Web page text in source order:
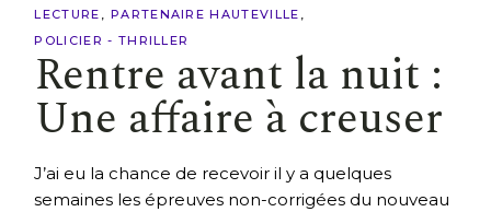
LECTURE
PARTENAIRE HAUTEVILLE
POLICIER - THRILLER
Rentre avant la nuit :
Une affaire à creuser
J’ai eu la chance de recevoir il y a quelques
semaines les épreuves non-corrigées du nouveau